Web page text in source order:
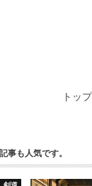
トッ
事も人気です。